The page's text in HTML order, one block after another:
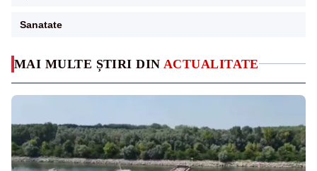
MAI MULTE ȘTIRI DIN ACTUALITATE
Sanatate